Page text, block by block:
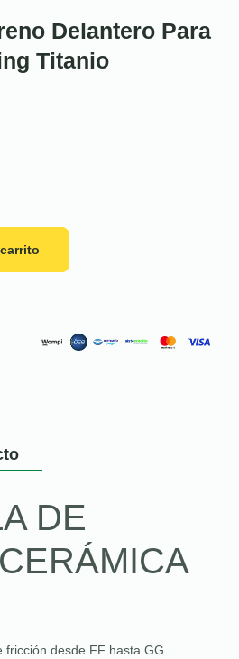
Delantero Para
Titanio
DE
fricción desde FF hasta GG